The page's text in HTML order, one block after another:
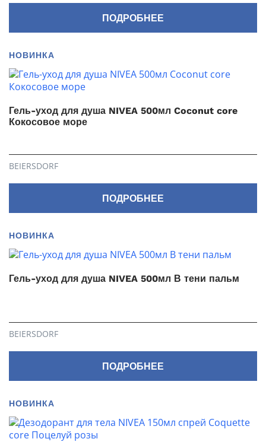
ПОДРОБНЕЕ
НОВИНКА
Гель-уход для душа NIVEA 500мл Coconut core
Кокосовое море
BEIERSDORF
ПОДРОБНЕЕ
НОВИНКА
Гель-уход для душа NIVEA 500мл В тени пальм
BEIERSDORF
ПОДРОБНЕЕ
НОВИНКА